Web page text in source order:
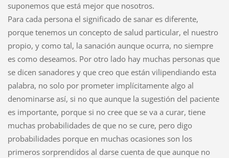
suponemos que está mejor que nosotros.
Para cada persona el significado de sanar es diferente,
porque tenemos un concepto de salud particular, el nuestro
propio, y como tal, la sanación aunque ocurra, no siempre
es como deseamos. Por otro lado hay muchas personas que
se dicen sanadores y que creo que están vilipendiando esta
palabra, no solo por prometer implícitamente algo al
denominarse así, si no que aunque la sugestión del paciente
es importante, porque si no cree que se va a curar, tiene
muchas probabilidades de que no se cure, pero digo
probabilidades porque en muchas ocasiones son los
primeros sorprendidos al darse cuenta de que aunque no